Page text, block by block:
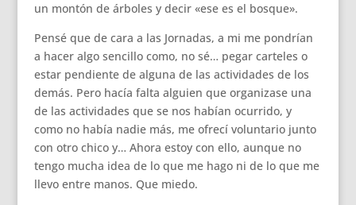
un montón de árboles y decir «ese es el bosque».
Pensé que de cara a las Jornadas, a mi me pondrían
a hacer algo sencillo como, no sé… pegar carteles o
estar pendiente de alguna de las actividades de los
demás. Pero hacía falta alguien que organizase una
de las actividades que se nos habían ocurrido, y
como no había nadie más, me ofrecí voluntario junto
con otro chico y… Ahora estoy con ello, aunque no
tengo mucha idea de lo que me hago ni de lo que me
llevo entre manos. Que miedo.